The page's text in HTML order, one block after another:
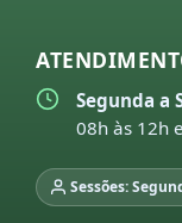
Segunda a
08h às 12h
Sessões: